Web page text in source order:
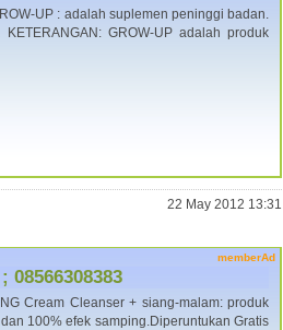
UP : adalah suplemen peninggi badan.
GROW-UP adalah produk
22 May 2012 13:31
memberAd
08566308383
Cream Cleanser + siang-malam: produk
100% efek samping.Diperuntukan Gratis